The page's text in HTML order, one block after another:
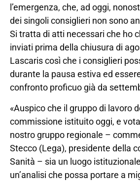
l’emergenza, che, ad oggi,
dei singoli consiglieri non sono
Si tratta di atti necessari che ho
inviati prima della chiusura di
Lascaris così che i consiglieri
durante la pausa estiva ed
confronto proficuo già da
«Auspico che il gruppo di lavoro
commissione istituito oggi, e
nostro gruppo regionale –
Stecco (Lega), presidente della
Sanità – sia un luogo
un’analisi che possa portare a